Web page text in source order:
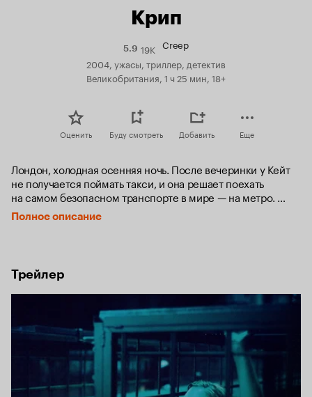
Крип
5.9Рейтинг
5.9
19K Creep
2004, ужасы, триллер, детектив
Великобритания, 1 ч 25 мин, 18+
Оценить Буду смотреть Добавить Еще
Лондон, холодная осенняя ночь. После вечеринки у Кейт
не получается поймать такси, и она решает поехать
на самом безопасном транспорте в мире — на метро.
Будучи подшофе, девушка засыпает и пропускает
последний поезд, метро закрывается, и она оказывается
доехать домой немедленно садится. Поезд
останавливается в туннеле, гаснет свет, и девушка
понимает, что она здесь не одна.
Полное описание
Трейлер